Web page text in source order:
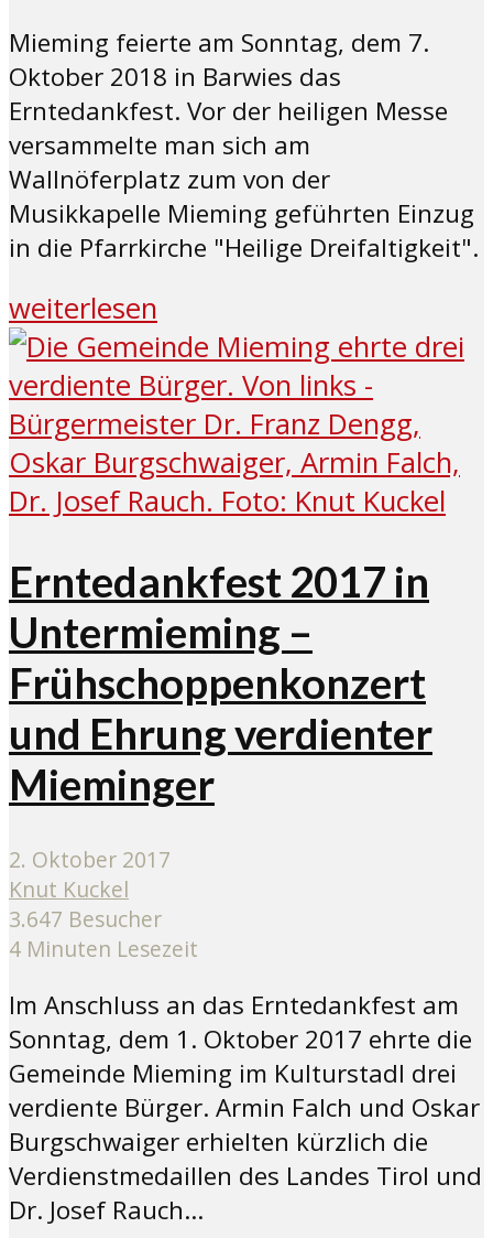
Mieming feierte am Sonntag, dem 7.
Oktober 2018 in Barwies das
Erntedankfest. Vor der heiligen Messe
versammelte man sich am
Wallnöferplatz zum von der
Musikkapelle Mieming geführten Einzug
in die Pfarrkirche "Heilige Dreifaltigkeit".
weiterlesen
Erntedankfest 2017 in
Untermieming –
Frühschoppenkonzert
und Ehrung verdienter
Mieminger
2. Oktober 2017
Knut Kuckel
3.647 Besucher
4 Minuten Lesezeit
Im Anschluss an das Erntedankfest am
Sonntag, dem 1. Oktober 2017 ehrte die
Gemeinde Mieming im Kulturstadl drei
verdiente Bürger. Armin Falch und Oskar
Burgschwaiger erhielten kürzlich die
Verdienstmedaillen des Landes Tirol und
Dr. Josef Rauch...